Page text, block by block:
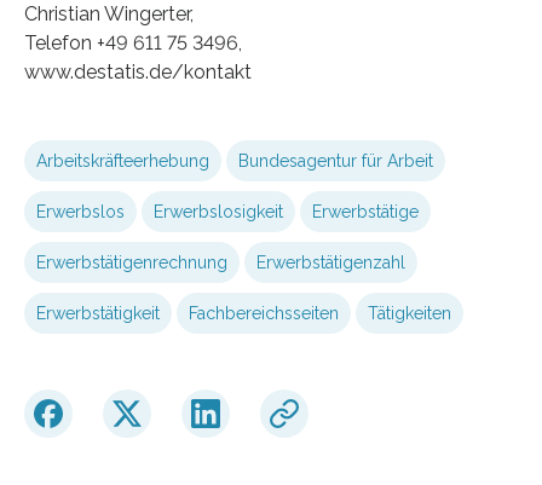
Christian Wingerter,
Telefon +49 611 75 3496,
www.destatis.de/kontakt
Arbeitskräfteerhebung Bundesagentur für Arbeit
Erwerbslos Erwerbslosigkeit Erwerbstätige
Erwerbstätigenrechnung Erwerbstätigenzahl
Erwerbstätigkeit Fachbereichsseiten Tätigkeiten